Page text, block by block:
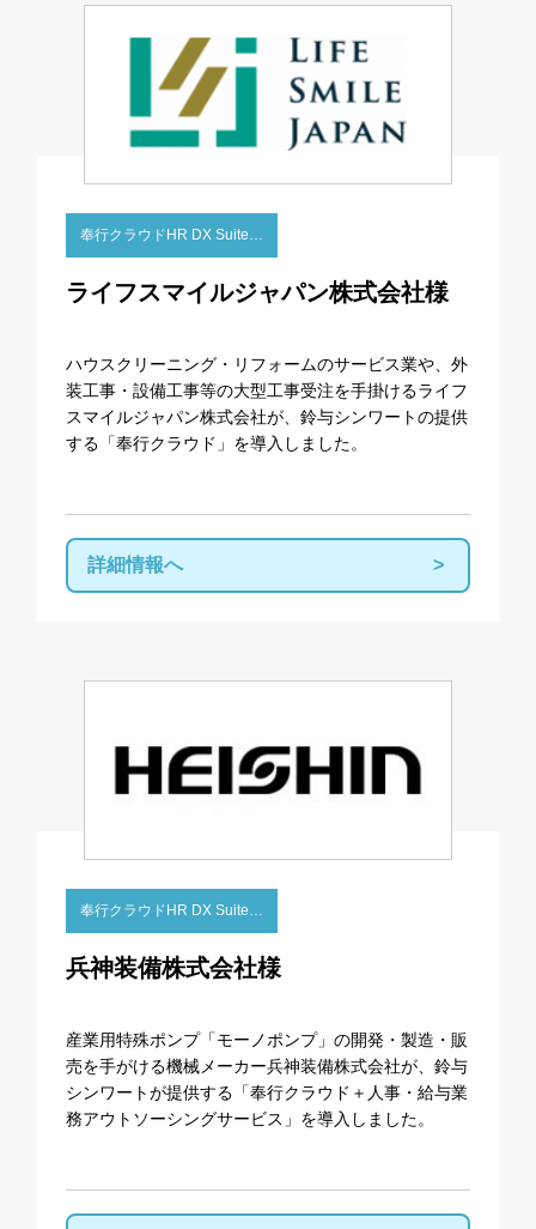
奉行クラウドHR DX Suite…
ライフスマイルジャパン株式会社様
ハウスクリーニング・リフォームのサービス業や、外
装工事・設備工事等の大型工事受注を手掛けるライフ
スマイルジャパン株式会社が、鈴与シンワートの提供
する「奉行クラウド」を導入しました。
詳細情報へ
奉行クラウドHR DX Suite…
兵神装備株式会社様
産業用特殊ポンプ「モーノポンプ」の開発・製造・販
売を手がける機械メーカー兵神装備株式会社が、鈴与
シンワートが提供する「奉行クラウド＋人事・給与業
務アウトソーシングサービス」を導入しました。